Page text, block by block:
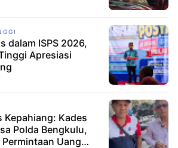
dalam ISPS 2026,
Apresiasi
Kepahiang: Kades
Polda Bengkulu,
Uang